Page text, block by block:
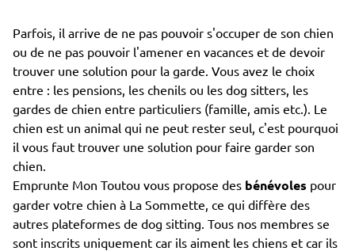
Parfois, il arrive de ne pas pouvoir s'occuper de son chien
ou de ne pas pouvoir l'amener en vacances et de devoir
trouver une solution pour la garde. Vous avez le choix
entre : les pensions, les chenils ou les dog sitters, les
gardes de chien entre particuliers (famille, amis etc.). Le
chien est un animal qui ne peut rester seul, c'est pourquoi
il vous faut trouver une solution pour faire garder son
chien.
Emprunte Mon Toutou vous propose des bénévoles pour
garder votre chien à La Sommette, ce qui diffère des
autres plateformes de dog sitting. Tous nos membres se
sont inscrits uniquement car ils aiment les chiens et car ils